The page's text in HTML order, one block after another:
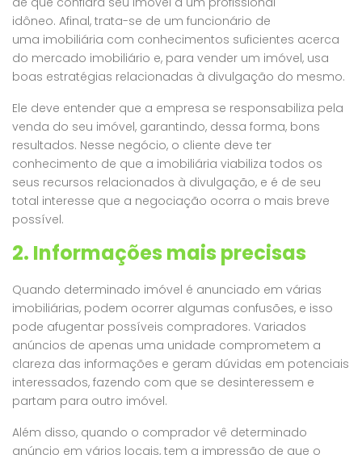
idôneo. Afinal, trata-se de um funcionário de
uma imobiliária com conhecimentos suficientes acerca
do mercado imobiliário e, para vender um imóvel, usa
boas estratégias relacionadas à divulgação do mesmo.
Ele deve entender que a empresa se responsabiliza pela
venda do seu imóvel, garantindo, dessa forma, bons
resultados. Nesse negócio, o cliente deve ter
conhecimento de que a imobiliária viabiliza todos os
seus recursos relacionados à divulgação, e é de seu
total interesse que a negociação ocorra o mais breve
possível.
2. Informações mais precisas
Quando determinado imóvel é anunciado em várias
imobiliárias, podem ocorrer algumas confusões, e isso
pode afugentar possíveis compradores. Variados
anúncios de apenas uma unidade comprometem a
clareza das informações e geram dúvidas em potenciais
interessados, fazendo com que se desinteressem e
partam para outro imóvel.
Além disso, quando o comprador vê determinado
anúncio em vários locais, tem a impressão de que o